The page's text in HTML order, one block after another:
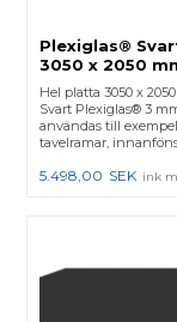
Plexiglas®
3050 x 2050
Hel platta 3050 x
Svart Plexiglas® 3
användas till
tavelramar,
5.498,00 SEK ink